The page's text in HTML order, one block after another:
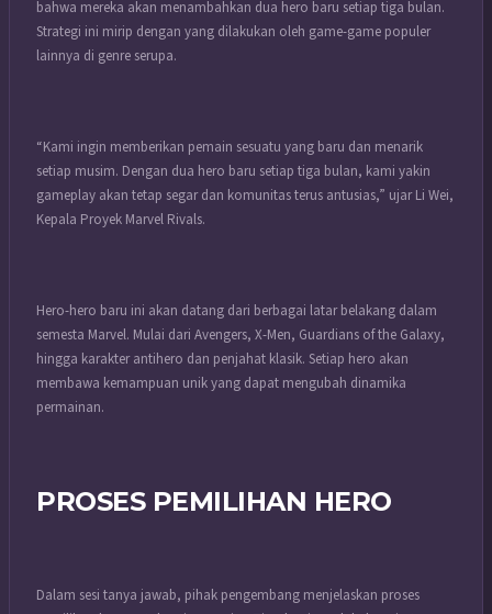
bahwa mereka akan menambahkan dua hero baru setiap tiga bulan.
Strategi ini mirip dengan yang dilakukan oleh game-game populer
lainnya di genre serupa.
“Kami ingin memberikan pemain sesuatu yang baru dan menarik
setiap musim. Dengan dua hero baru setiap tiga bulan, kami yakin
gameplay akan tetap segar dan komunitas terus antusias,” ujar Li Wei,
Kepala Proyek Marvel Rivals.
Hero-hero baru ini akan datang dari berbagai latar belakang dalam
semesta Marvel. Mulai dari Avengers, X-Men, Guardians of the Galaxy,
hingga karakter antihero dan penjahat klasik. Setiap hero akan
membawa kemampuan unik yang dapat mengubah dinamika
permainan.
PROSES PEMILIHAN HERO
Dalam sesi tanya jawab, pihak pengembang menjelaskan proses